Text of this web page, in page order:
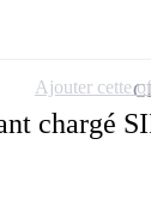
chargé
Ajouter cette